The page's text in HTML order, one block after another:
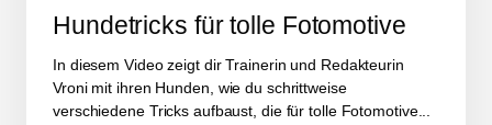
Hundetricks für tolle Fotomotive
In diesem Video zeigt dir Trainerin und Redakteurin
Vroni mit ihren Hunden, wie du schrittweise
verschiedene Tricks aufbaust, die für tolle Fotomotive...